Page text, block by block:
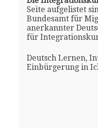
Seite aufgelistet
Bundesamt für
anerkannter
für
Deutsch Lernen,
Einbürgerung in